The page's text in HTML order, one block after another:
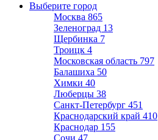
Выберите город
Москва 865
Зеленоград 13
Щербинка 7
Троицк 4
Московская область 797
Балашиха 50
Химки 40
Люберцы 38
Санкт-Петербург 451
Краснодарский край 410
Краснодар 155
Сочи 47